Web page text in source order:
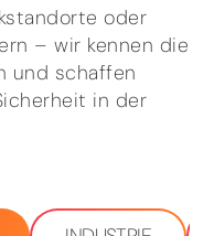
oder
– wir kennen die
und schaffen
in der